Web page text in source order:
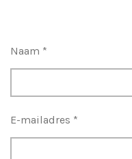
Naam *
E-mailadres *